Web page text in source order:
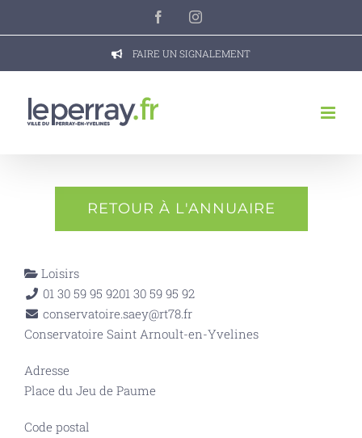
FacebookInstagram
FAIRE UN SIGNALEMENT
RETOUR À L'ANNUAIRE
Loisirs
01 30 59 95 9201 30 59 95 92
conservatoire.saey@rt78.fr
Conservatoire Saint Arnoult-en-Yvelines
Adresse
Place du Jeu de Paume
Code postal